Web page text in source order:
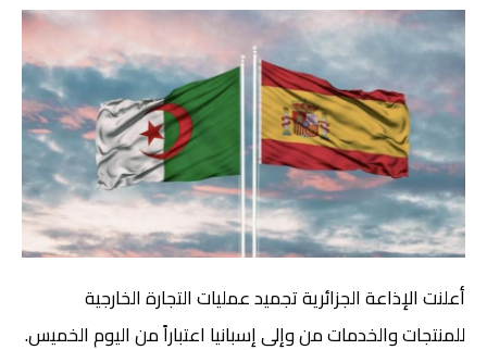
أعلنت الإذاعة الجزائرية تجميد عمليات التجارة الخارجية
للمنتجات والخدمات من وإلى إسبانيا اعتباراً من اليوم الخميس.